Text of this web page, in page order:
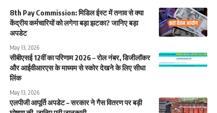
8th Pay Commission: मिडिल ईस्ट में तनाव से क्या
केंद्रीय कर्मचारियों को लगेगा बड़ा झटका? जानिए बड़ा
अपडेट
May 13, 2026
सीबीएसई 12वीं का परिणाम 2026 – रोल नंबर, डिजीलॉकर
और आईवीआरएस के माध्यम से स्कोर देखने के लिए सीधा
लिंक
May 13, 2026
एलपीजी आपूर्ति अपडेट – सरकार ने गैस वितरण पर बड़ी